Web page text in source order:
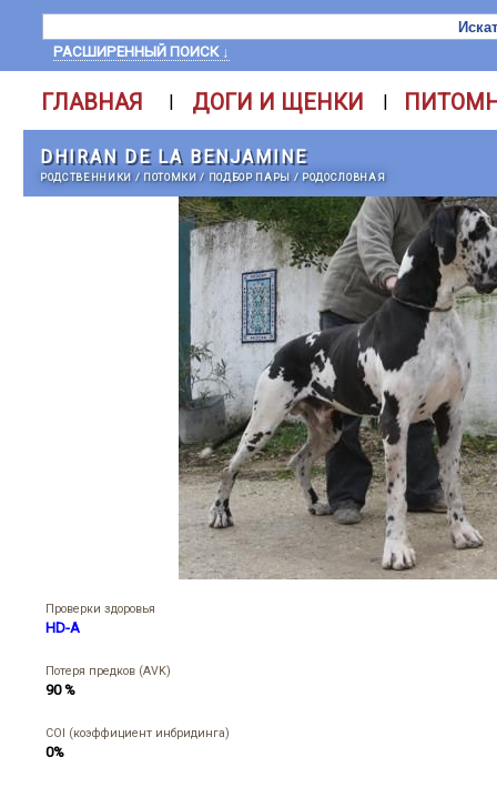
РАСШИРЕННЫЙ ПОИСК ↓
ГЛАВНАЯ | ДОГИ И ЩЕНКИ |
DHIRAN DE LA BENJAMINE
РОДСТВЕННИКИ / ПОТОМКИ/ ПОДБОР ПАРЫ / РОДОСЛОВНАЯ
Проверки здоровья
HD-A
Потеря предков (AVK)
90 %
COI (коэффициент инбридинга)
0%